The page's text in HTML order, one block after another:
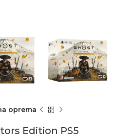
oprema
Edition PS5